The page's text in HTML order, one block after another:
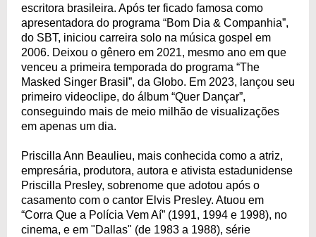
escritora brasileira. Após ter ficado famosa como
apresentadora do programa “Bom Dia & Companhia”,
do SBT, iniciou carreira solo na música gospel em
2006. Deixou o gênero em 2021, mesmo ano em que
venceu a primeira temporada do programa “The
Masked Singer Brasil”, da Globo. Em 2023, lançou seu
primeiro videoclipe, do álbum “Quer Dançar”,
conseguindo mais de meio milhão de visualizações
em apenas um dia.
Priscilla Ann Beaulieu, mais conhecida como a atriz,
empresária, produtora, autora e ativista estadunidense
Priscilla Presley, sobrenome que adotou após o
casamento com o cantor Elvis Presley. Atuou em
“Corra Que a Polícia Vem Aí” (1991, 1994 e 1998), no
cinema, e em "Dallas" (de 1983 a 1988), série